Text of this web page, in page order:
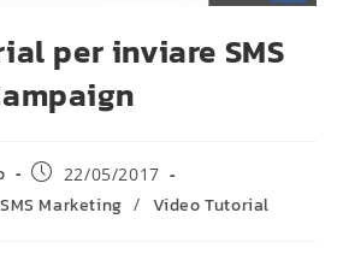
per inviare SMS
22/05/2017
SMS Marketing / Video Tutorial